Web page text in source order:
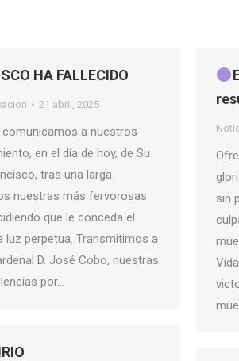
HA FALLECIDO
21 abril, 2025
a nuestros
en el día de hoy, de Su
tras una larga
nuestras más fervorosas
que le conceda el
luz perpetua. Transmitimos a
D. José Cobo, nuestras
por…
sin